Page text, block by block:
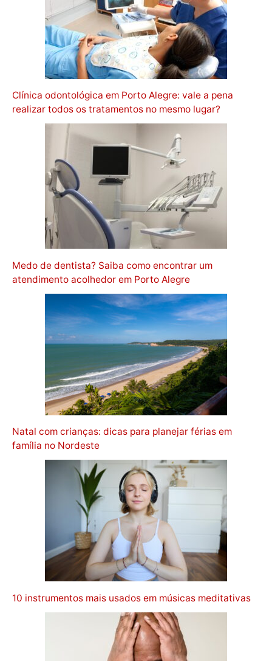
Clínica odontológica em Porto Alegre: vale a pena
realizar todos os tratamentos no mesmo lugar?
Medo de dentista? Saiba como encontrar um
atendimento acolhedor em Porto Alegre
Natal com crianças: dicas para planejar férias em
família no Nordeste
10 instrumentos mais usados em músicas meditativas